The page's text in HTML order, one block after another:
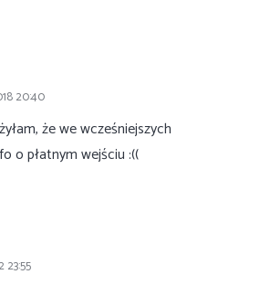
20:40
że we wcześniejszych
o płatnym wejściu :((
23:55